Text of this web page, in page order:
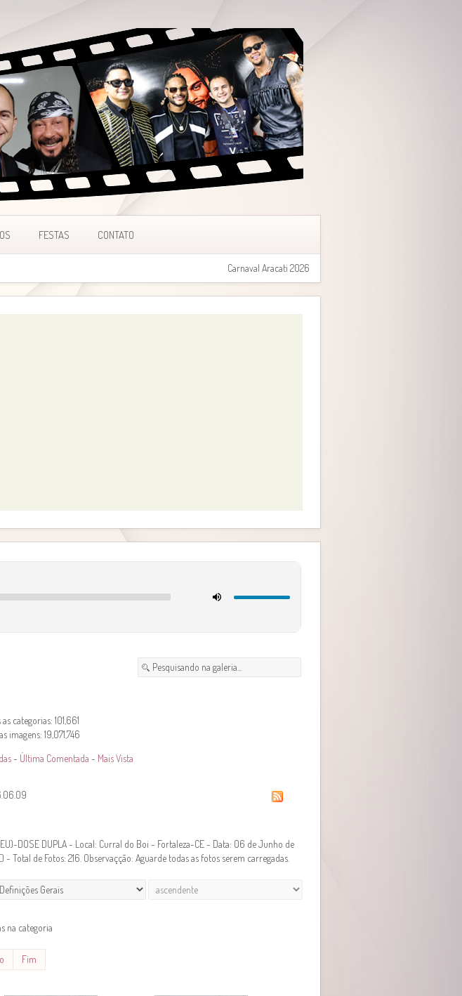
FESTAS CONTATO
Carnaval Aracati 2026
categorias: 101,661
imagens: 19,071,746
- Última Comentada - Mais Vista
DOSE DUPLA - Local: Curral do Boi - Fortaleza-CE - Data: 06 de Junho de
Total de Fotos: 216. Observaçção: Aguarde todas as fotos serem carregadas.
na categoria
Fim